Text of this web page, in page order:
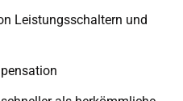
Leistungsschaltern und